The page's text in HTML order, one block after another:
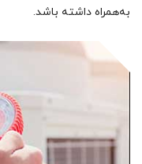
به‌همراه داشته باشد.